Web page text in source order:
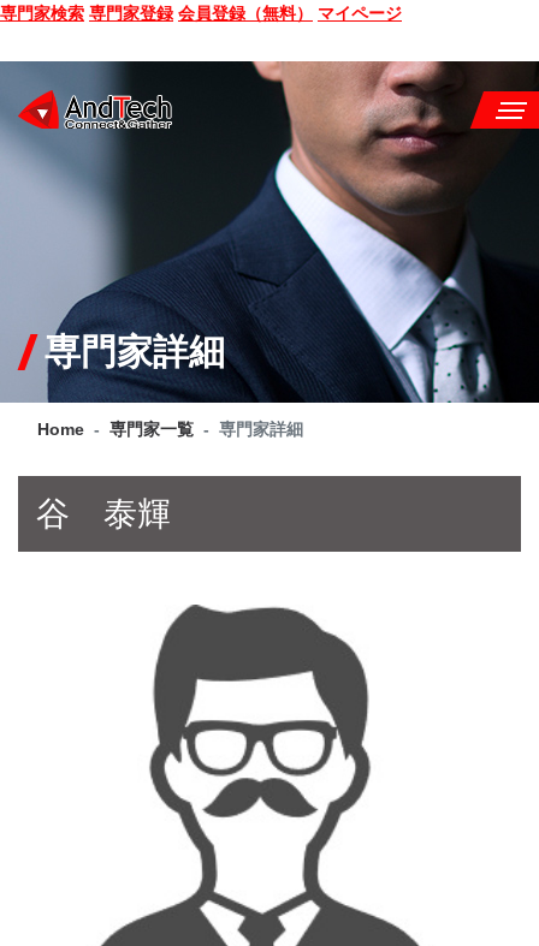
専門家検索 専門家登録 会員登録（無料） マイページ
CONSULTING
SERVICE
COMPANY
Q&A
専門家詳細
Home 専門家一覧 専門家詳細
谷 泰輝